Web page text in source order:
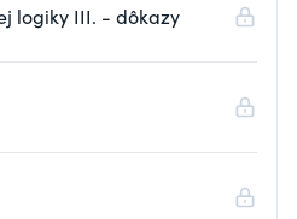
logiky III. - dôkazy